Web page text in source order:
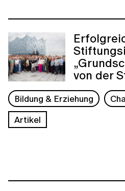
von der
Bildung & Erziehung
Artikel